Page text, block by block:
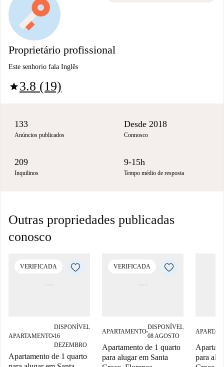
Proprietário profissional
Este senhorio fala Inglês
star3.8 (19)
133
Anúncios publicados
Desde 2018
Connosco
209
Inquilinos
9-15h
Tempo médio de resposta
Outras propriedades publicadas
conosco
VERIFICADA
APARTAMENTO■
DISPONÍVEL
16
DEZEMBRO
Apartamento de 1 quarto
VERIFICADA
APARTAMENTO■
DISPONÍVEL
08 AGOSTO
Apartamento de 1 quarto
para alugar em Santa
para